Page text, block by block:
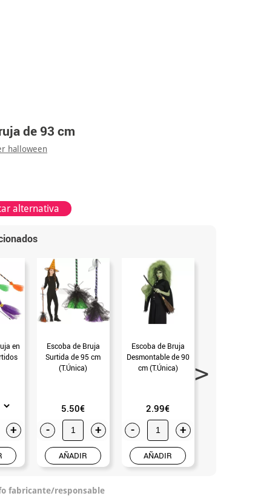
de 93 cm
halloween
alternativa
en
+
Escoba de Bruja
Surtida de 95 cm
(T.Única)
5.50€
- +
AÑADIR
Escoba de Bruja
Desmontable de 90
cm (T.Única)
2.99€
- +
AÑADIR
fabricante/responsable